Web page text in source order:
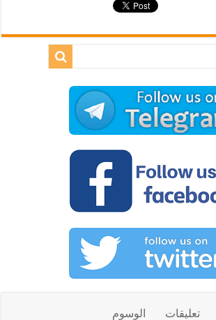
تعليقات الوسوم